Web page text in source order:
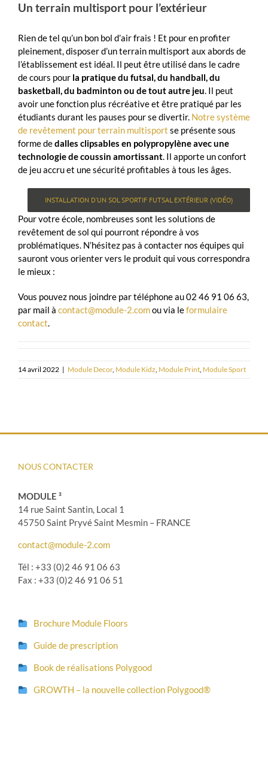
Un terrain multisport pour l’extérieur
Rien de tel qu’un bon bol d’air frais ! Et pour en profiter
pleinement, disposer d’un terrain multisport aux abords de
l’établissement est idéal. Il peut être utilisé dans le cadre
de cours pour la pratique du futsal, du handball, du
basketball, du badminton ou de tout autre jeu. Il peut
avoir une fonction plus récréative et être pratiqué par les
étudiants durant les pauses pour se divertir. Notre système
de revêtement pour terrain multisport se présente sous
forme dedalles clipsables en polypropylène avec une
technologie de coussin amortissant. Il apporte un confort
de jeu accru et une sécurité profitables à tous les âges.
INSTALLATION D’UN SOL SPORTIF FUTSAL EXTÉRIEUR (VIDÉO)
Pour votre école, nombreuses sont les solutions de
revêtement de sol qui pourront répondre à vos
problématiques. N’hésitez pas à contacter nos équipes qui
sauront vous orienter vers le produit qui vous correspondra
le mieux :
Vous pouvez nous joindre par téléphone au 02 46 91 06 63,
par mail à contact@module-2.comou via leformulaire
contact.
14 avril 2022 | Module Decor, Module Kidz, Module Print, Module Sport
NOUS CONTACTER
MODULE ²
14 rue Saint Santin, Local 1
45750 Saint Pryvé Saint Mesmin – FRANCE
contact@module-2.com
Tél : +33 (0)2 46 91 06 63
Fax : +33 (0)2 46 91 06 51
Brochure Module Floors
Guide de prescription
Book de réalisations Polygood
GROWTH – la nouvelle collection Polygood®